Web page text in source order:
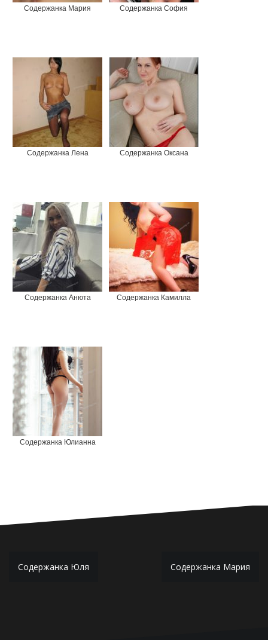
Содержанка Мария Содержанка София
Содержанка Лена Содержанка Оксана
Содержанка Анюта Содержанка Камилла
Содержанка Юлианна
Н
Содержанка Юля Содержанка Мария